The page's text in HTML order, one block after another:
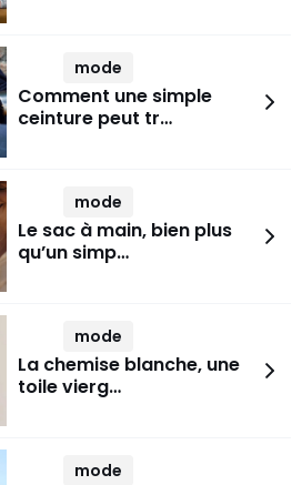
mode
Comment une simple
ceinture peut tr…
mode
Le sac à main, bien plus
qu’un simp…
mode
La chemise blanche, une
toile vierg…
mode